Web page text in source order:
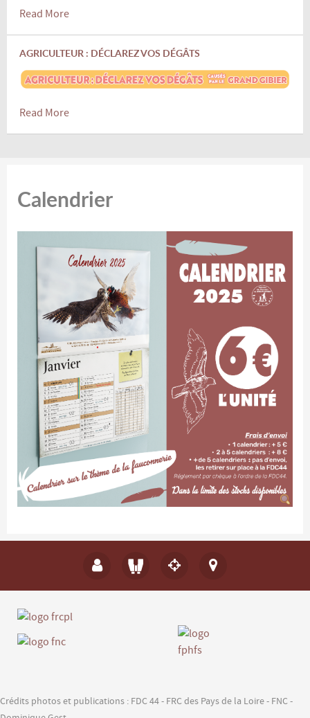
Read More
AGRICULTEUR : DÉCLAREZ VOS DÉGÂTS
Read More
Calendrier
Crédits photos et publications : FDC 44 - FRC des Pays de la Loire - FNC -